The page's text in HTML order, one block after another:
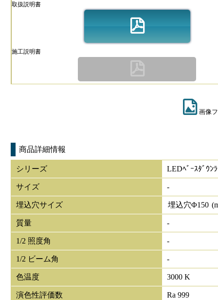
取扱説明書
施工説明書
画像
商品詳細情報
シリーズ LEDﾍﾞｰｽﾀﾞｳﾝ
サイズ -
埋込穴サイズ 埋込穴Φ150
質量 -
1/2 照度角 -
1/2 ビーム角 -
色温度 3000 K
演色性評価数 Ra 999